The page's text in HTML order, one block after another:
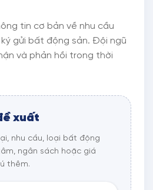
tin cơ bản về nhu cầu
gửi bất động sản. Đội ngũ
và phản hồi trong thời
xuất
nhu cầu, loại bất động
ngân sách hoặc giá
thêm.